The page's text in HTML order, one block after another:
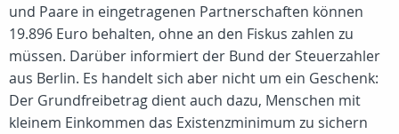
und Paare in eingetragenen Partnerschaften können
19.896 Euro behalten, ohne an den Fiskus zahlen zu
müssen. Darüber informiert der Bund der Steuerzahler
aus Berlin. Es handelt sich aber nicht um ein Geschenk:
Der Grundfreibetrag dient auch dazu, Menschen mit
kleinem Einkommen das Existenzminimum zu sichern